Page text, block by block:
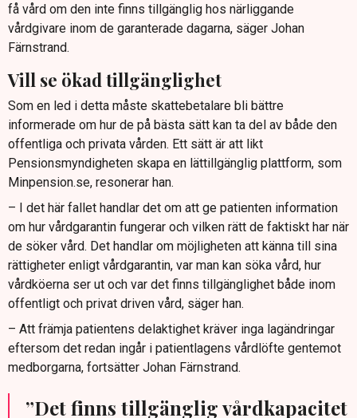
få vård om den inte finns tillgänglig hos närliggande
vårdgivare inom de garanterade dagarna, säger Johan
Färnstrand.
Vill se ökad tillgänglighet
Som en led i detta måste skattebetalare bli bättre
informerade om hur de på bästa sätt kan ta del av både den
offentliga och privata vården. Ett sätt är att likt
Pensionsmyndigheten skapa en lättillgänglig plattform, som
Minpension.se, resonerar han.
– I det här fallet handlar det om att ge patienten information
om hur vårdgarantin fungerar och vilken rätt de faktiskt har när
de söker vård. Det handlar om möjligheten att känna till sina
rättigheter enligt vårdgarantin, var man kan söka vård, hur
vårdköerna ser ut och var det finns tillgänglighet både inom
offentligt och privat driven vård, säger han.
– Att främja patientens delaktighet kräver inga lagändringar
eftersom det redan ingår i patientlagens vårdlöfte gentemot
medborgarna, fortsätter Johan Färnstrand.
”Det finns tillgänglig vårdkapacitet